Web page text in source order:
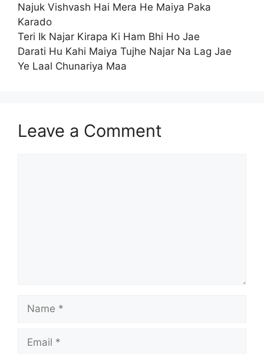
Najuk Vishvash Hai Mera He Maiya Paka
Karado
Teri Ik Najar Kirapa Ki Ham Bhi Ho Jae
Darati Hu Kahi Maiya Tujhe Najar Na Lag Jae
Ye Laal Chunariya Maa
Leave a Comment